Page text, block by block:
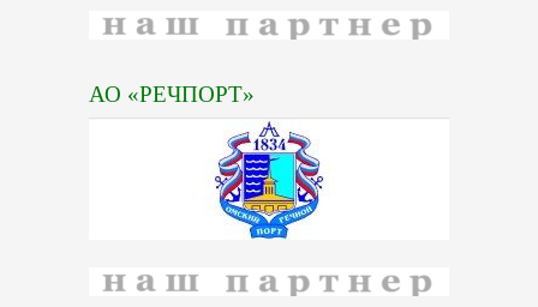
АО «РЕЧПОРТ»